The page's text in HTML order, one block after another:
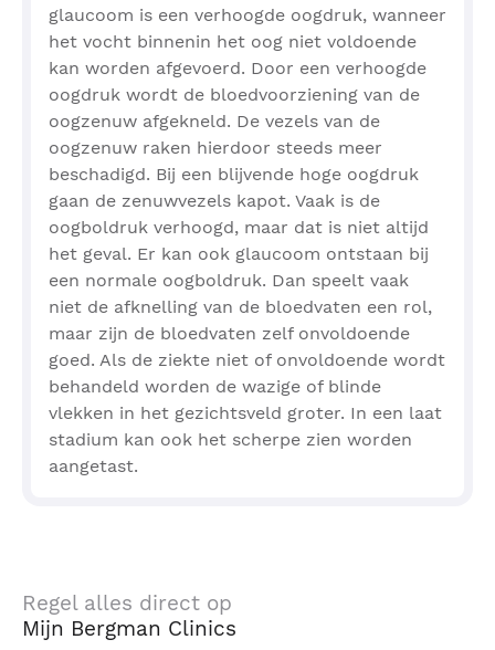
glaucoom is een verhoogde oogdruk, wanneer
het vocht binnenin het oog niet voldoende
kan worden afgevoerd. Door een verhoogde
oogdruk wordt de bloedvoorziening van de
oogzenuw afgekneld. De vezels van de
oogzenuw raken hierdoor steeds meer
beschadigd. Bij een blijvende hoge oogdruk
gaan de zenuwvezels kapot. Vaak is de
oogboldruk verhoogd, maar dat is niet altijd
het geval. Er kan ook glaucoom ontstaan bij
een normale oogboldruk. Dan speelt vaak
niet de afknelling van de bloedvaten een rol,
maar zijn de bloedvaten zelf onvoldoende
goed. Als de ziekte niet of onvoldoende wordt
behandeld worden de wazige of blinde
vlekken in het gezichtsveld groter. In een laat
stadium kan ook het scherpe zien worden
aangetast.
Regel alles direct op
Mijn Bergman Clinics